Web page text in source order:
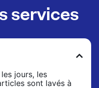
services
jours, les
sont lavés à